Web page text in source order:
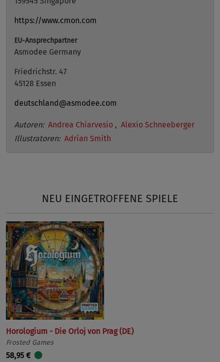
https://www.cmon.com
EU-Ansprechpartner
Asmodee Germany
Friedrichstr. 47
45128 Essen
deutschland@asmodee.com
Autoren: Andrea Chiarvesio , Alexio Schneeberger
Illustratoren: Adrian Smith
NEU EINGETROFFENE SPIELE
Horologium - Die Orloj von Prag (DE)
Frosted Games
58,95 €